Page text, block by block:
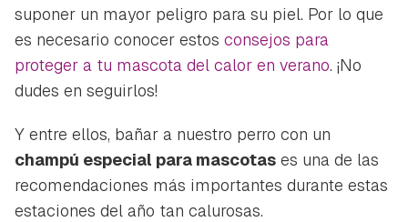
suponer un mayor peligro para su piel. Por lo que
es necesario conocer estos consejos para
proteger a tu mascota del calor en verano. ¡No
dudes en seguirlos!
Y entre ellos, bañar a nuestro perro con un
champú especial para mascotas es una de las
recomendaciones más importantes durante estas
estaciones del año tan calurosas.